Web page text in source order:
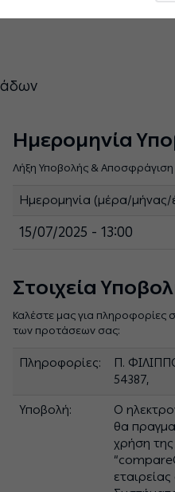
Ημερομηνία
Λήξη Υποβολής &
Ημερομηνία (μέρα/
15/07/2025 - 13:00
Στοιχεία
Καλέστε μας για πληροφορίες
των προτάσεων σας:
Πληροφορίες:
Π.
54387,
Υποβολή:
Ο
θα
χρήση